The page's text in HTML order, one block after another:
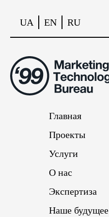
UA EN RU
Главная
Проекты
Услуги
О нас
Экспертиза
Наше будущее